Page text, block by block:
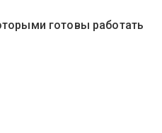
готовы работать